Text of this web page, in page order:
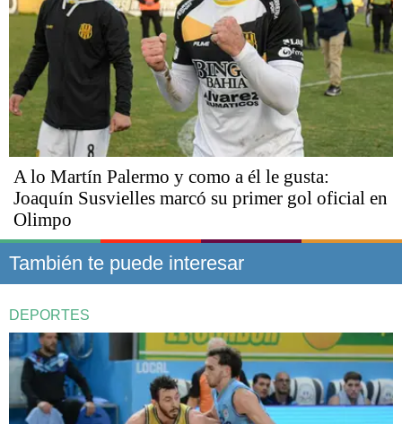
A lo Martín Palermo y como a él le gusta:
Joaquín Susvielles marcó su primer gol oficial en
Olimpo
También te puede interesar
DEPORTES